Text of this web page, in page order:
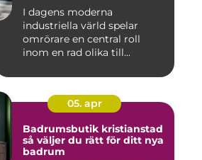
I dagens moderna
industriella värld spelar
omrörare en central roll
inom en rad olika till...
05. apr
Badrumsbutik kristianstad
så väljer du rätt för ditt nya
badrum